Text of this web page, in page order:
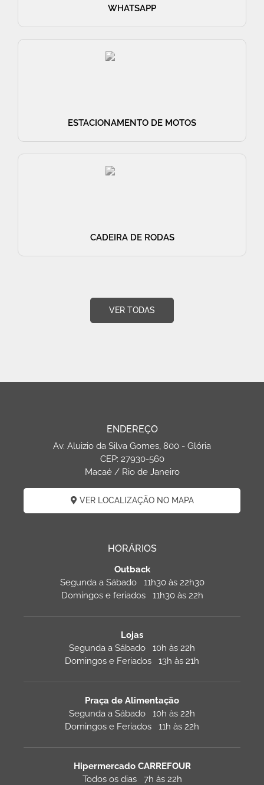
WHATSAPP
ESTACIONAMENTO DE MOTOS
CADEIRA DE RODAS
VER TODAS
ENDEREÇO
Av. Aluizio da Silva Gomes, 800 - Glória
CEP: 27930-560
Macaé / Rio de Janeiro
VER LOCALIZAÇÃO NO MAPA
HORÁRIOS
Outback
Segunda a Sábado 11h30 às 22h30
Domingos e feriados 11h30 às 22h
Lojas
Segunda a Sábado 10h às 22h
Domingos e Feriados 13h às 21h
Praça de Alimentação
Segunda a Sábado 10h às 22h
Domingos e Feriados 11h às 22h
Hipermercado CARREFOUR
Todos os dias 7h às 22h